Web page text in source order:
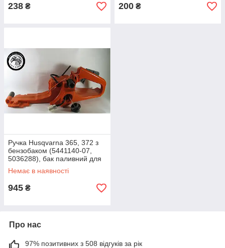
238 ₴ 200 ₴
Ручка Husqvarna 365, 372 з
бензобаком (5441140-07,
5036288), бак паливний для
бензопил Хускварна
Немає в наявності
945 ₴
Про нас
97% позитивних з 508 відгуків за рік